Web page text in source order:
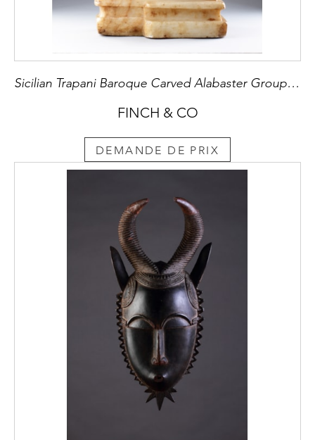
Sicilian Trapani Baroque Carved Alabaster Group Depicting Saint Anne Seated on a Throne with the Young Virgin and Christ Child
FINCH & CO
DEMANDE DE PRIX